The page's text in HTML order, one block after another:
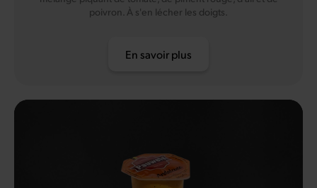
poivron. À s'en lécher les doigts.
En savoir plus